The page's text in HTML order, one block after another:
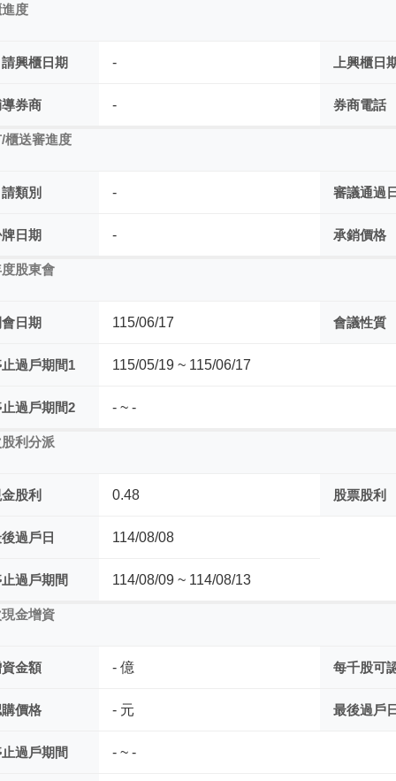
度
興櫃日期 - 上興櫃日
券商 - 券商電話
櫃送審進度
類別 - 審議通過
日期 - 承銷價格
股東會
日期 115/06/17 會議性質
過戶期間1 115/05/19 ~ 115/06/17
過戶期間2 - ~ -
利分派
股利 0.48 股票股利
過戶日 114/08/08
過戶期間 114/08/09 ~ 114/08/13
金增資
金額 - 億 每千股可
價格 - 元 最後過戶日
過戶期間 - ~ -